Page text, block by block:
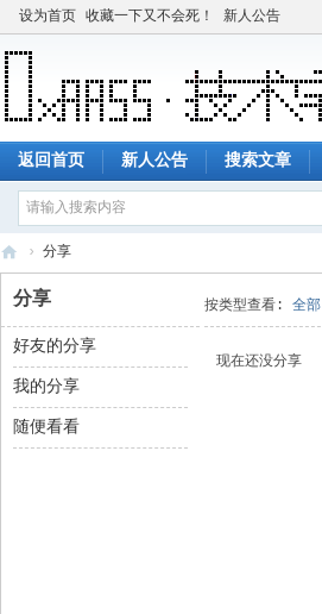
设为首页 收藏一下又不会死！ 新人公告
返回首页 新人公告 搜索文章
技
宅
的
结
› 分享
分享
好友的分享
我的分享
随便看看
按类型查看:全部
现在还没分享